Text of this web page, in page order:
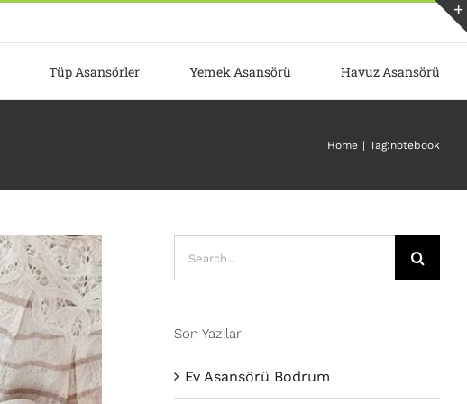
Tüp Asansörler Yemek Asansörü Havuz Asansörü
Home Tag:notebook
Son Yazılar
Ev Asansörü Bodrum